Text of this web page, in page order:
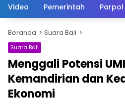
Video Pemerintah Parpol
Beranda Suara Bali
Suara Bali
Menggali Potensi
Kemandirian dan
Ekonomi